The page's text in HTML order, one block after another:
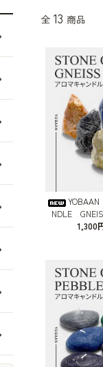
全 13 商品
NDLE
1,300